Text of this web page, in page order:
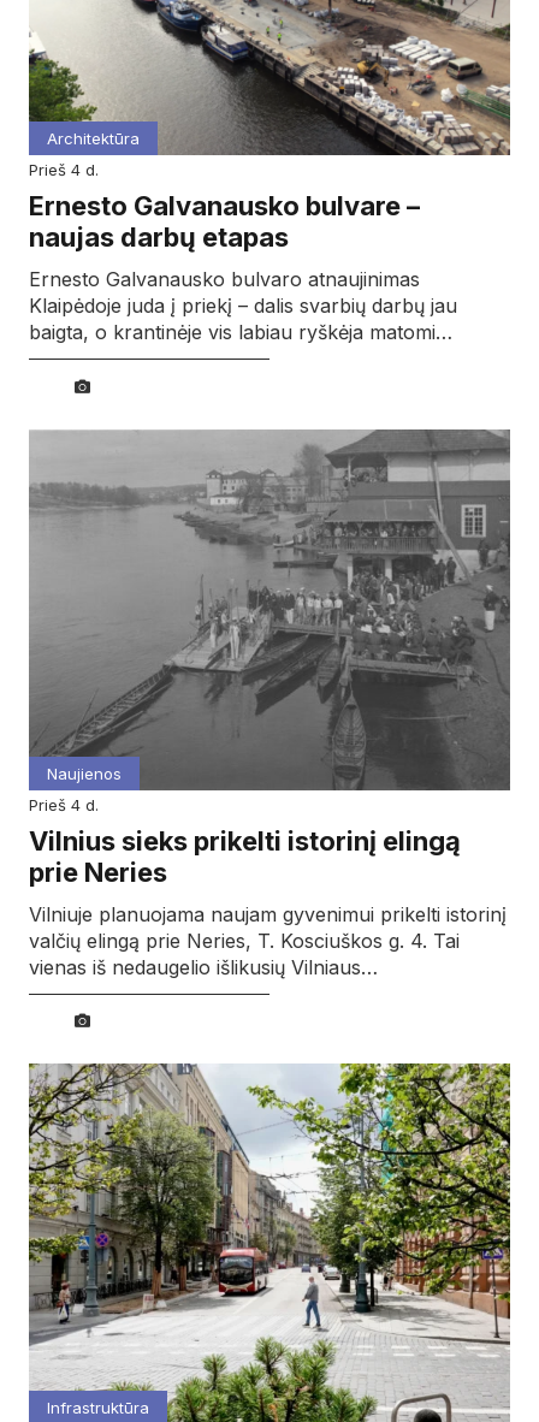
Architektūra
prieš 4 d.
Ernesto Galvanausko bulvare –
naujas darbų etapas
Ernesto Galvanausko bulvaro atnaujinimas
Klaipėdoje juda į priekį – dalis svarbių darbų jau
baigta, o krantinėje vis labiau ryškėja matomi…
Naujienos
prieš 4 d.
Vilnius sieks prikelti istorinį elingą
prie Neries
Vilniuje planuojama naujam gyvenimui prikelti istorinį
valčių elingą prie Neries, T. Kosciuškos g. 4. Tai
vienas iš nedaugelio išlikusių Vilniaus…
Infrastruktūra